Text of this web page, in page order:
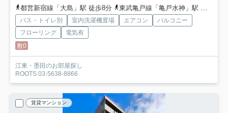
都営新宿線「大島」駅 徒歩8分
東武亀戸線「亀戸水神」駅 徒歩8分
バス・トイレ別 室内洗濯機置場 エアコン
バルコニー
フローリング
電気有
敷0
江東・墨田のお部屋探し
ROOTS 03-5638-8866
賃貸マンション